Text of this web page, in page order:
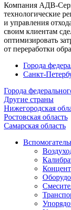
Компания АДВ-
технологические
и управления
своим клиентам
оптимизировать
от переработки
Города
Санкт-
Города
Другие страны
Нижегородская
Ростовская область
Самарская область